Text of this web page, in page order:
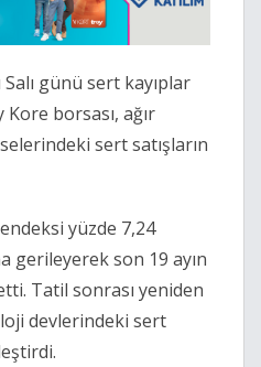
günü sert kayıplar
Kore borsası, ağır
sert satışların
yüzde 7,24
gerileyerek son 19 ayın
Tatil sonrası yeniden
devlerindeki sert